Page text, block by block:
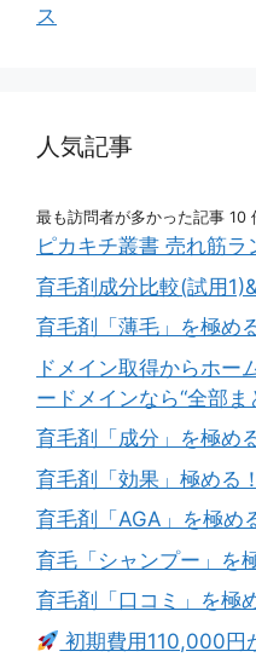
ス
人気記事
最も訪問者が多かった記事 10
ピカキチ叢書 売れ筋
育毛剤成分比較(試用
育毛剤「薄毛」を極め
ドメイン取得からホー
ードメインなら“全部ま
育毛剤「成分」を極め
育毛剤「効果」極める！
育毛剤「AGA」を極め
育毛「シャンプー」を
育毛剤「口コミ」を極
初期費用110,000円